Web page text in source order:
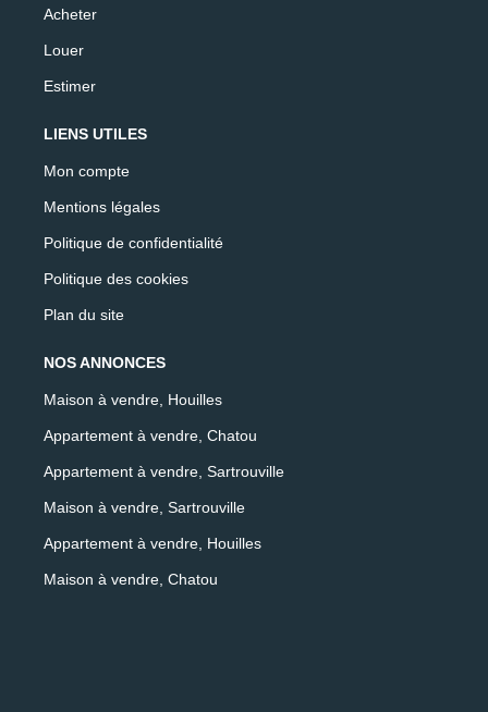
Acheter
Louer
Estimer
LIENS UTILES
Mon compte
Mentions légales
Politique de confidentialité
Politique des cookies
Plan du site
NOS ANNONCES
Maison à vendre, Houilles
Appartement à vendre, Chatou
Appartement à vendre, Sartrouville
Maison à vendre, Sartrouville
Appartement à vendre, Houilles
Maison à vendre, Chatou